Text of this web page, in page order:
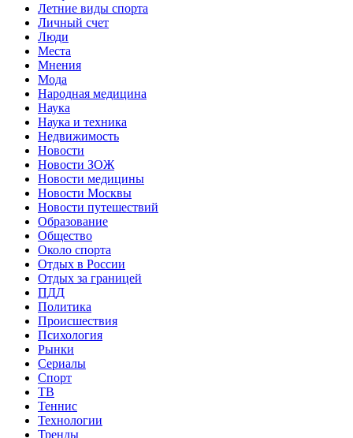
Летние виды спорта
Личный счет
Люди
Места
Мнения
Мода
Народная медицина
Наука
Наука и техника
Недвижимость
Новости
Новости ЗОЖ
Новости медицины
Новости Москвы
Новости путешествий
Образование
Общество
Около спорта
Отдых в России
Отдых за границей
ПДД
Политика
Происшествия
Психология
Рынки
Сериалы
Спорт
ТВ
Теннис
Технологии
Тренды